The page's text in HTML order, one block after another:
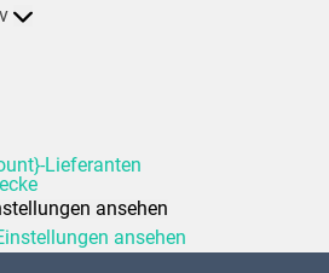
Lieferanten
ansehen
ansehen